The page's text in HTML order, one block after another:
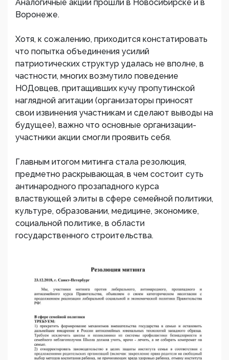
Аналогичные акции прошли в Новосибирске и в
Воронеже.
Хотя, к сожалению, приходится констатировать
что попытка объединения усилий
патриотических структур удалась не вполне, в
частности, многих возмутило поведение
НОДовцев, притащивших кучу пропутинской
наглядной агитации (организаторы приносят
свои извинения участникам и сделают выводы на
будущее), важно что основные организации-
участники акции смогли проявить себя.
Главным итогом митинга стала резолюция,
предметно раскрывающая, в чем состоит суть
антинародного прозападного курса
властвующей элиты в сфере семейной политики,
культуре, образовании, медицине, экономике,
социальной политике, в области
государственного строительства.